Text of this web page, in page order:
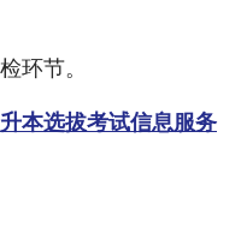
环节。
本选拔考试信息服务